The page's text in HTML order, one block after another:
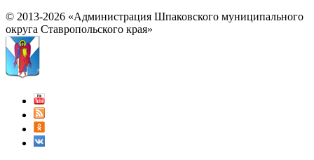
© 2013-2026 «Администрация Шпаковского муниципального
округа Ставропольского края»